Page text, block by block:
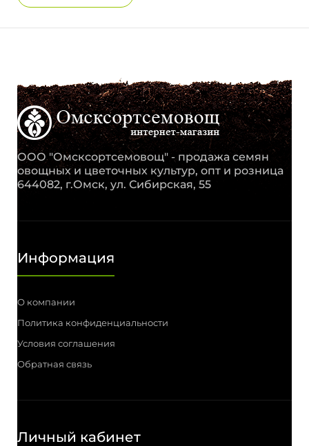
ООО "Омсксортсемовощ" - продажа семян
овощных и цветочных культур, опт и розница
644082, г.Омск, ул. Сибирская, 55
Информация
О компании
Политика конфиденциальности
Условия соглашения
Обратная связь
Личный кабинет